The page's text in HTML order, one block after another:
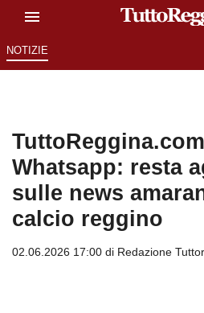
NOTIZIE
Whatsapp: resta
sulle news
calcio reggino
02.06.2026 17:00 di Redazione